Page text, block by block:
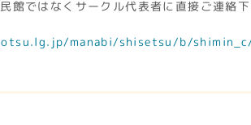
館ではなくサークル代表者に直接ご連絡
manabi/shisetsu/b/